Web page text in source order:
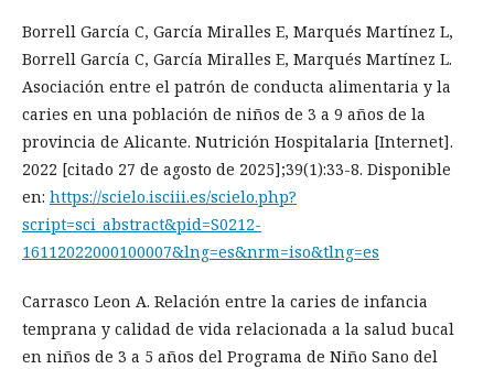
Borrell García C, García Miralles E, Marqués Martínez L,
Borrell García C, García Miralles E, Marqués Martínez L.
Asociación entre el patrón de conducta alimentaria y la
caries en una población de niños de 3 a 9 años de la
provincia de Alicante. Nutrición Hospitalaria [Internet].
2022 [citado 27 de agosto de 2025];39(1):33-8. Disponible
en: https://scielo.isciii.es/scielo.php?
script=sci_abstract&pid=S0212-
16112022000100007&lng=es&nrm=iso&tlng=es
Carrasco Leon A. Relación entre la caries de infancia
temprana y calidad de vida relacionada a la salud bucal
en niños de 3 a 5 años del Programa de Niño Sano del